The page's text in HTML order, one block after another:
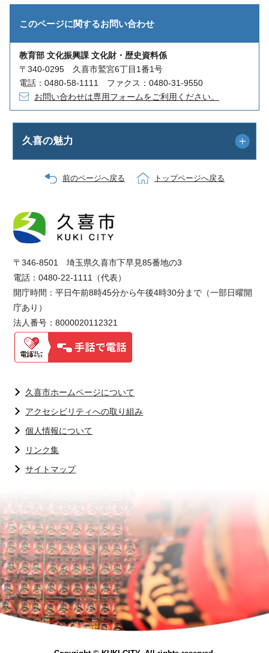
このページに関するお問い合わせ
教育部 文化振興課 文化財・歴史資料係
〒340-0295 久喜市鷲宮6丁目1番1号
電話：0480-58-1111 ファクス：0480-31-9550
お問い合わせは専用フォームをご利用ください。
久喜の魅力
前のページへ戻る トップページへ戻る
〒346-8501 埼玉県久喜市下早見85番地の3
電話：0480-22-1111（代表）
開庁時間：平日午前8時45分から午後4時30分まで（一部日曜開
庁あり）
法人番号：8000020112321
久喜市ホームページについて
アクセシビリティへの取り組み
個人情報について
リンク集
サイトマップ